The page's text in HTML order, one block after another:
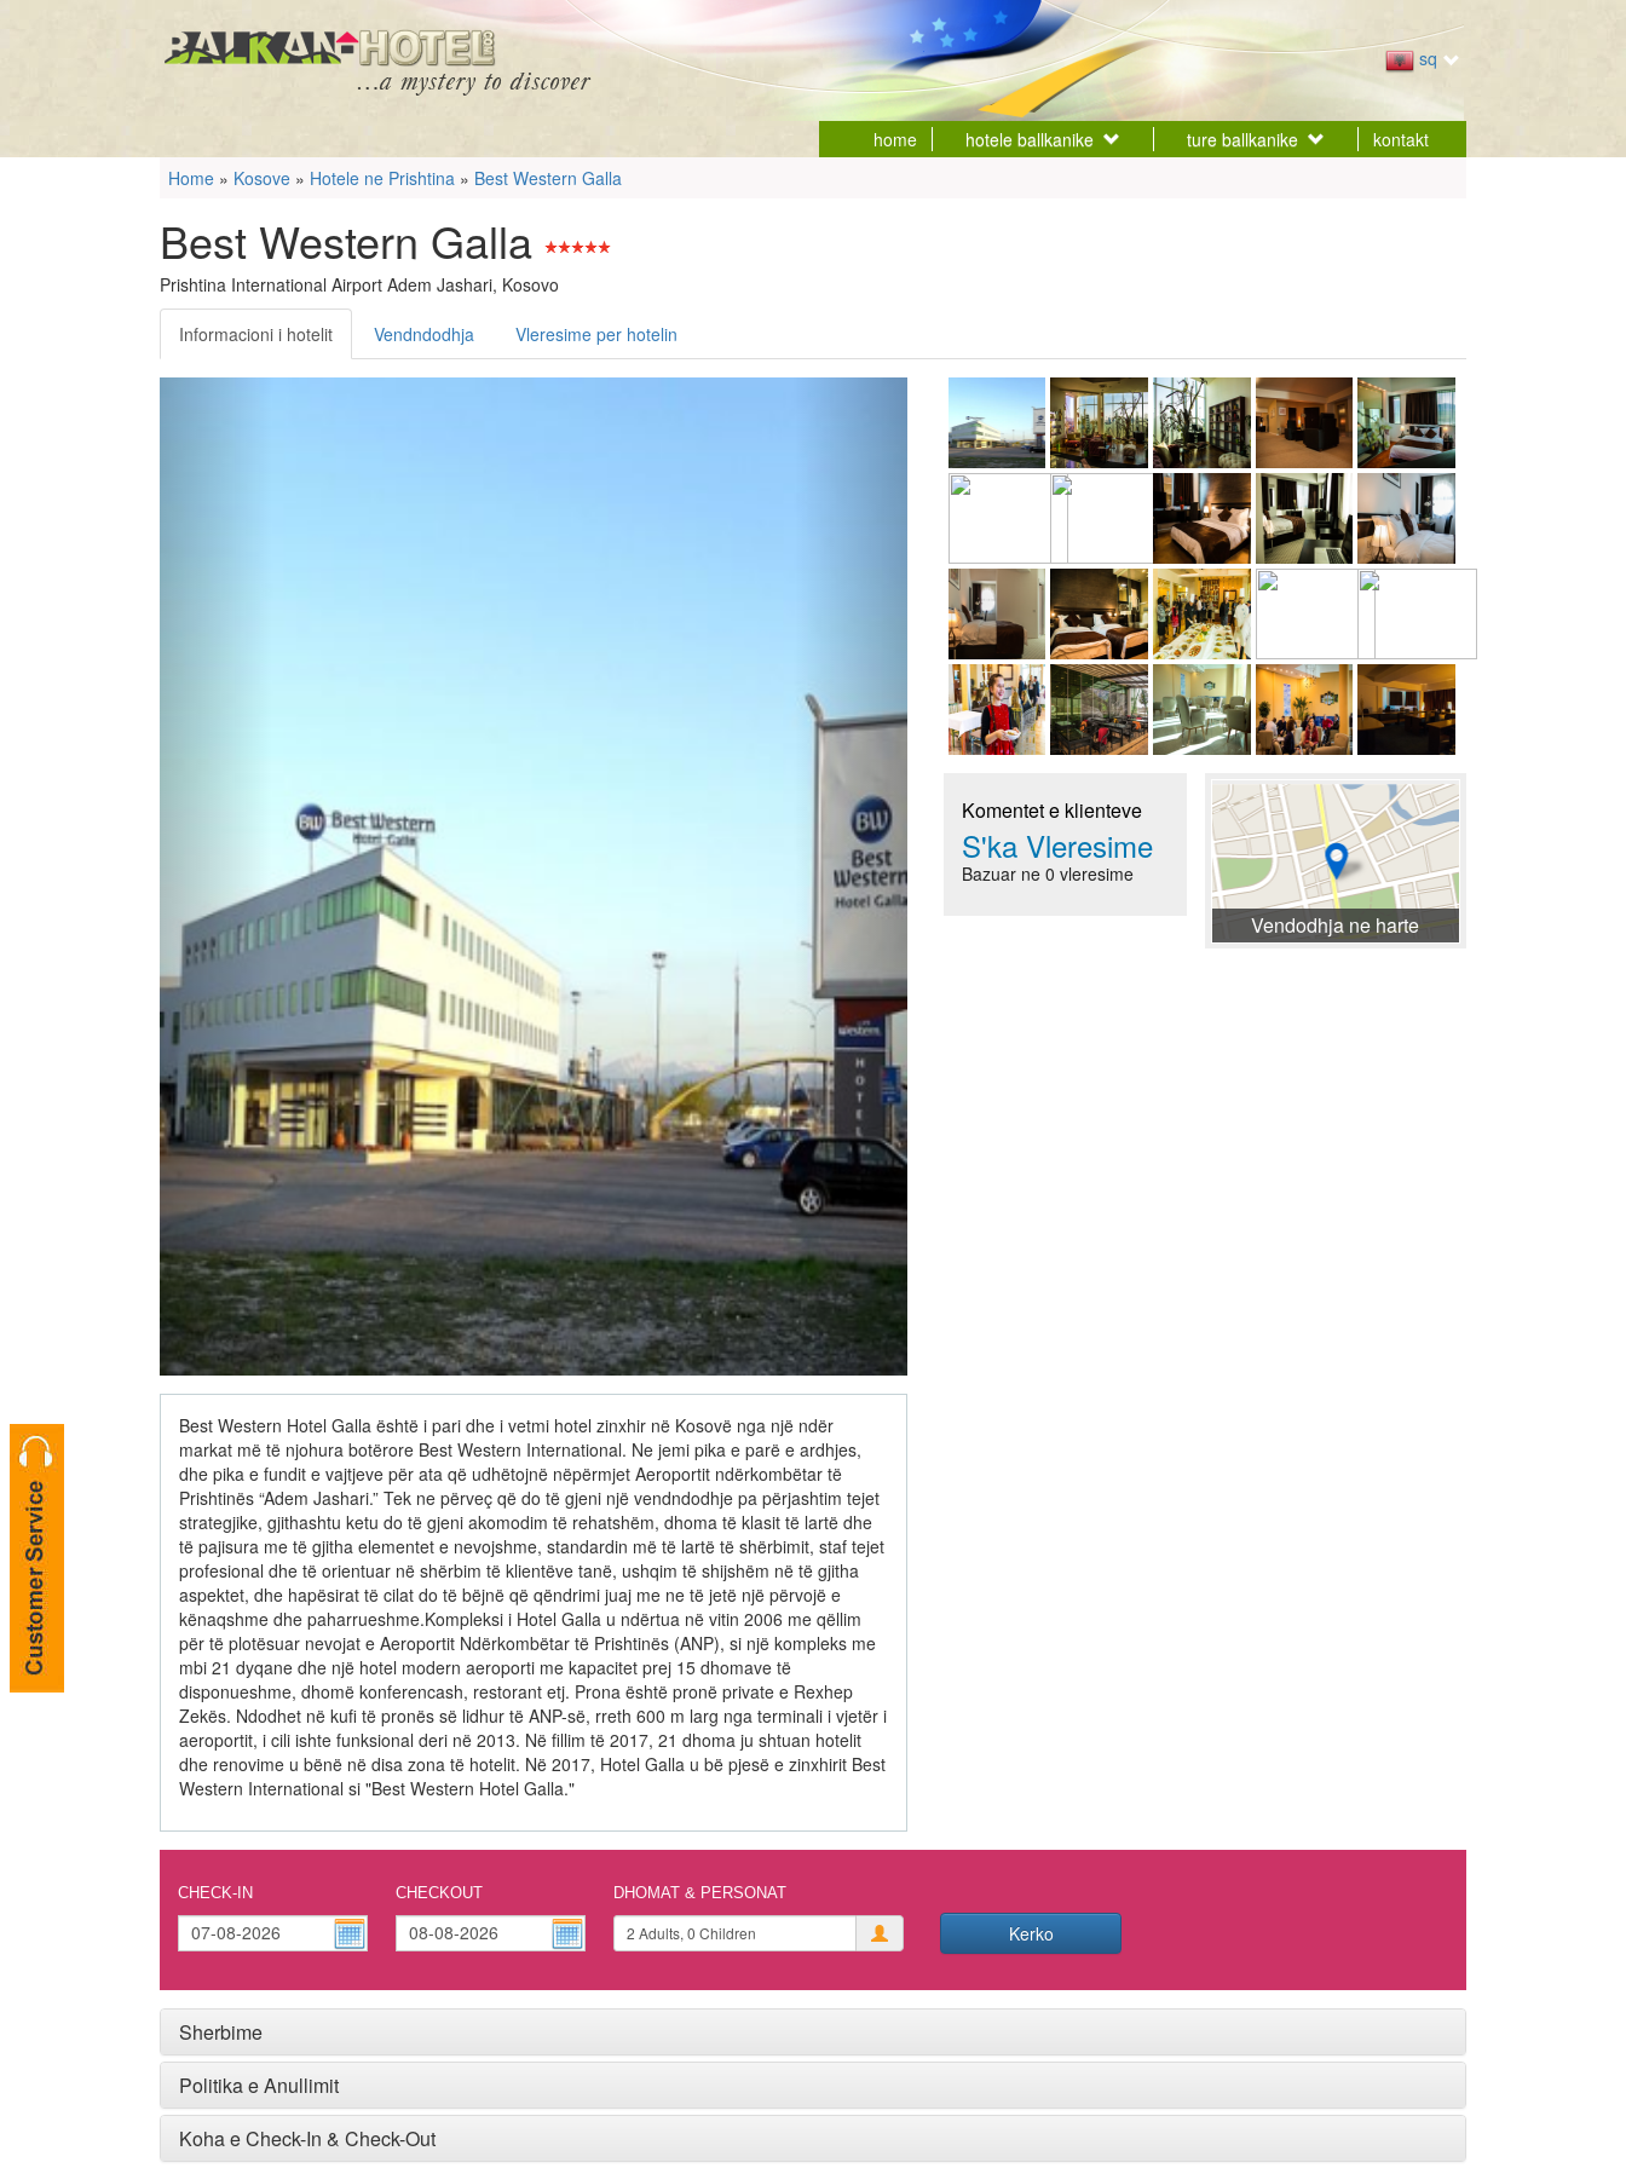
sq
home hotele ballkanike ture ballkanike
kontakt
Home » Kosove » Hotele ne Prishtina » Best Western Galla
Best Western Galla
Prishtina International Airport Adem Jashari, Kosovo
Informacioni i hotelit Vendndodhja Vleresime per hotelin
Best Western Hotel Galla është i pari dhe i vetmi hotel zinxhir në Kosovë nga një ndër
markat më të njohura botërore Best Western International. Ne jemi pika e parë e ardhjes,
dhe pika e fundit e vajtjeve për ata që udhëtojnë nëpërmjet Aeroportit ndërkombëtar të
Prishtinës “Adem Jashari.” Tek ne përveç që do të gjeni një vendndodhje pa përjashtim tejet
strategjike, gjithashtu ketu do të gjeni akomodim të rehatshëm, dhoma të klasit të lartë dhe
të pajisura me të gjitha elementet e nevojshme, standardin më të lartë të shërbimit, staf tejet
profesional dhe të orientuar në shërbim të klientëve tanë, ushqim të shijshëm në të gjitha
aspektet, dhe hapësirat të cilat do të bëjnë që qëndrimi juaj me ne të jetë një përvojë e
kënaqshme dhe paharrueshme.Kompleksi i Hotel Galla u ndërtua në vitin 2006 me qëllim
për të plotësuar nevojat e Aeroportit Ndërkombëtar të Prishtinës (ANP), si një kompleks me
mbi 21 dyqane dhe një hotel modern aeroporti me kapacitet prej 15 dhomave të
disponueshme, dhomë konferencash, restorant etj. Prona është pronë private e Rexhep
Zekës. Ndodhet në kufi të pronës së lidhur të ANP-së, rreth 600 m larg nga terminali i vjetër i
aeroportit, i cili ishte funksional deri në 2013. Në fillim të 2017, 21 dhoma ju shtuan hotelit
dhe renovime u bënë në disa zona të hotelit. Në 2017, Hotel Galla u bë pjesë e zinxhirit Best
Western International si "Best Western Hotel Galla."
Komentet e klienteve
S'ka Vleresime
Bazuar ne 0 vleresime
Vendodhja ne harte
CHECK-IN CHECKOUT DHOMAT & PERSONAT
Kerko
Sherbime
Politika e Anullimit
Koha e Check-In & Check-Out